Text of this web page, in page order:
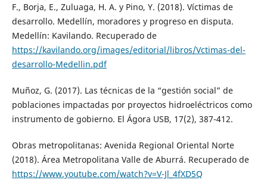
F., Borja, E., Zuluaga, H. A. y Pino, Y. (2018). Víctimas de
desarrollo. Medellín, moradores y progreso en disputa.
Medellín: Kavilando. Recuperado de
https://kavilando.org/images/editorial/libros/Vctimas-del-
desarrollo-Medellin.pdf
Muñoz, G. (2017). Las técnicas de la “gestión social” de
poblaciones impactadas por proyectos hidroeléctricos como
instrumento de gobierno. El Ágora USB, 17(2), 387-412.
Obras metropolitanas: Avenida Regional Oriental Norte
(2018). Área Metropolitana Valle de Aburrá. Recuperado de
https://www.youtube.com/watch?v=V-Jl_4fXD5Q